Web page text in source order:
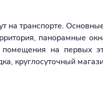
на транспорте.
панорамные
на первых
круглосуточный